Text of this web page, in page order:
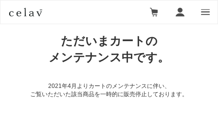
ただいまカートの
メンテナンス中です。
2021年4月よりカートのメンテナンスに伴い、
ご覧いただいた該当商品を一時的に販売停止しております。